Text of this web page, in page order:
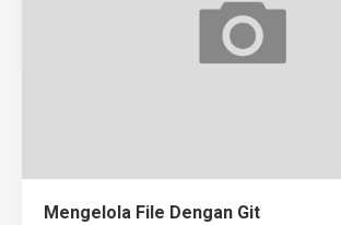
Mengelola File Dengan Git